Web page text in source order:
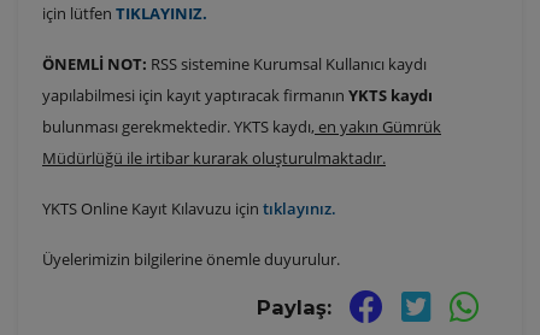
için lütfen TIKLAYINIZ.
ÖNEMLİ NOT: RSS sistemine Kurumsal Kullanıcı kaydı
yapılabilmesi için kayıt yaptıracak firmanın YKTS kaydı
bulunması gerekmektedir. YKTS kaydı, en yakın Gümrük
Müdürlüğü ile irtibar kurarak oluşturulmaktadır.
YKTS Online Kayıt Kılavuzu için tıklayınız.
Üyelerimizin bilgilerine önemle duyurulur.
Paylaş: